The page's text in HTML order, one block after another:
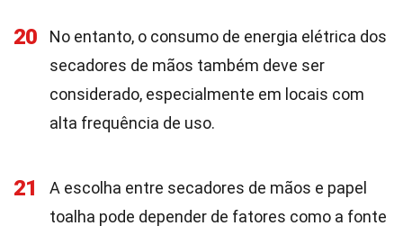
20
No entanto, o consumo de energia elétrica dos
secadores de mãos também deve ser
considerado, especialmente em locais com
alta frequência de uso.
21
A escolha entre secadores de mãos e papel
toalha pode depender de fatores como a fonte